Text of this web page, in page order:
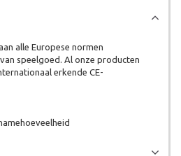
alle Europese normen
speelgoed. Al onze producten
erkende CE-